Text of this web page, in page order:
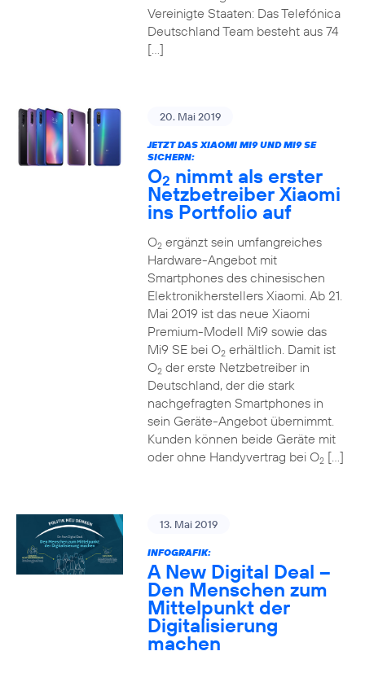
Vereinigte Staaten: Das Telefónica
Deutschland Team besteht aus 74
[…]
20. Mai 2019
JETZT DAS XIAOMI MI9 UND MI9 SE
SICHERN:
O2 nimmt als erster
Netzbetreiber Xiaomi
ins Portfolio auf
O2ergänzt sein umfangreiches
Hardware-Angebot mit
Smartphones des chinesischen
Elektronikherstellers Xiaomi. Ab 21.
Mai 2019 ist das neue Xiaomi
Premium-Modell Mi9 sowie das
Mi9 SE bei O2erhältlich. Damit ist
O2der erste Netzbetreiber in
Deutschland, der die stark
nachgefragten Smartphones in
sein Geräte-Angebot übernimmt.
Kunden können beide Geräte mit
oder ohne Handyvertrag bei O2[…]
13. Mai 2019
INFOGRAFIK:
A New Digital Deal –
Den Menschen zum
Mittelpunkt der
Digitalisierung
machen